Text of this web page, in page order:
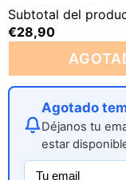
CANTIDAD
Subtotal del
€28,90
Agotado
Déjanos tu
estar